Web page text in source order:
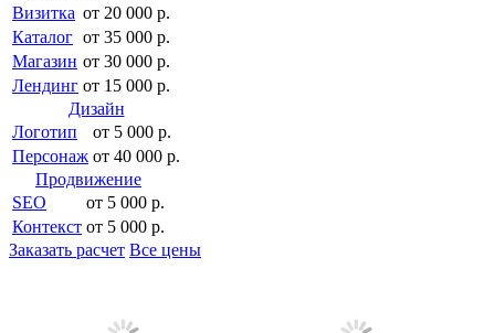
Визитка от 20 000 р.
Каталог от 35 000 р.
Магазин от 30 000 р.
Лендинг от 15 000 р.
Дизайн
Логотип
от 5 000 р.
Персонаж от 40 000 р.
Продвижение
SEO
от 5 000 р.
Контекст от 5 000 р.
Заказать расчет Все цены